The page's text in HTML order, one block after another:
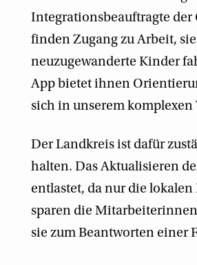
Integrationsbeauftragte der
finden Zugang zu Arbeit,
neuzugewanderte Kinder
App bietet ihnen
sich in unserem komplexen
Der Landkreis ist dafür
halten. Das Aktualisieren
entlastet, da nur die
sparen die
sie zum Beantworten einer